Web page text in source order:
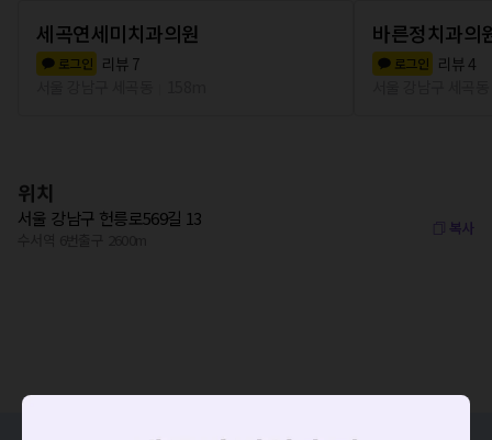
세곡연세미치과의원
로그인 리뷰 7
바른정치과의
로그인 리뷰4
위치
서울 강남구 헌릉로569길 13 복사